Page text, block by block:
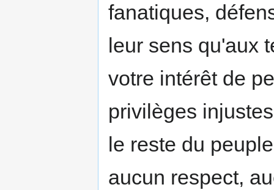
fanatiques,
leur sens qu'aux
votre intérêt de
privilèges
le reste du
aucun respect,